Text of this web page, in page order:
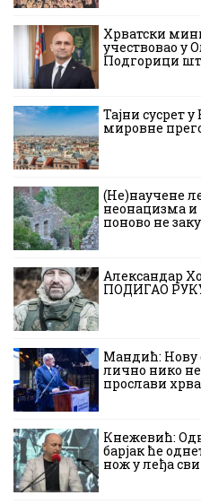
Хрватски
учествовао у
Подгорици
Тајни сусрет
мировне
(Не)научене
неонацизма
поново не
Александар
ПОДИГАО
Мандић: Нову
лично нико
прослави
Кнежевић:
барјак ће
нож у леђа